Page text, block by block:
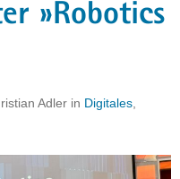
»Robotics
Adler in Digitales